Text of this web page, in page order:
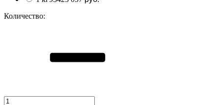
Количество: